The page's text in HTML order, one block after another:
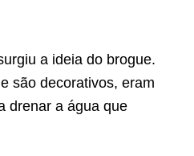
a ideia do brogue.
são decorativos, eram
drenar a água que